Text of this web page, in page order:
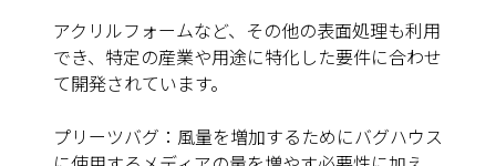
アクリルフォームなど、その他の表面処理も利用
でき、特定の産業や用途に特化した要件に合わせ
て開発されています。
プリーツバグ ：風量を増加するためにバグハウス